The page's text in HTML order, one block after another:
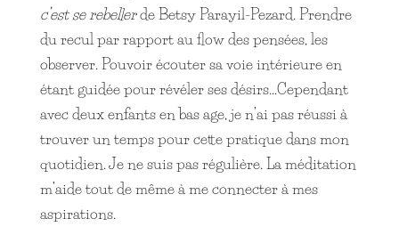
c’est se rebellerde Betsy Parayil-Pezard. Prendre
du recul par rapport au flow des pensées, les
observer. Pouvoir écouter sa voie intérieure en
étant guidée pour révéler ses désirs…Cependant
avec deux enfants en bas age, je n’ai pas réussi à
trouver un temps pour cette pratique dans mon
quotidien. Je ne suis pas régulière. La méditation
m’aide tout de même à me connecter à mes
aspirations.